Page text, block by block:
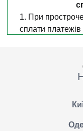
1. При
сплати
сплатити
банкам та